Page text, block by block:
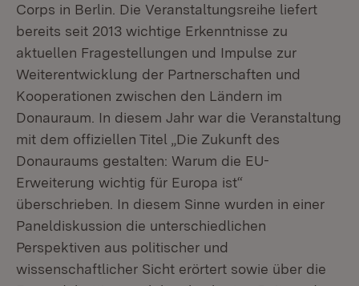
Corps in Berlin. Die Veranstaltungsreihe liefert
bereits seit 2013 wichtige Erkenntnisse zu
aktuellen Fragestellungen und Impulse zur
Weiterentwicklung der Partnerschaften und
Kooperationen zwischen den Ländern im
Donauraum. In diesem Jahr war die Veranstaltung
mit dem offiziellen Titel „Die Zukunft des
Donauraums gestalten: Warum die EU-
Erweiterung wichtig für Europa ist“
überschrieben. In diesem Sinne wurden in einer
Paneldiskussion die unterschiedlichen
Perspektiven aus politischer und
wissenschaftlicher Sicht erörtert sowie über die